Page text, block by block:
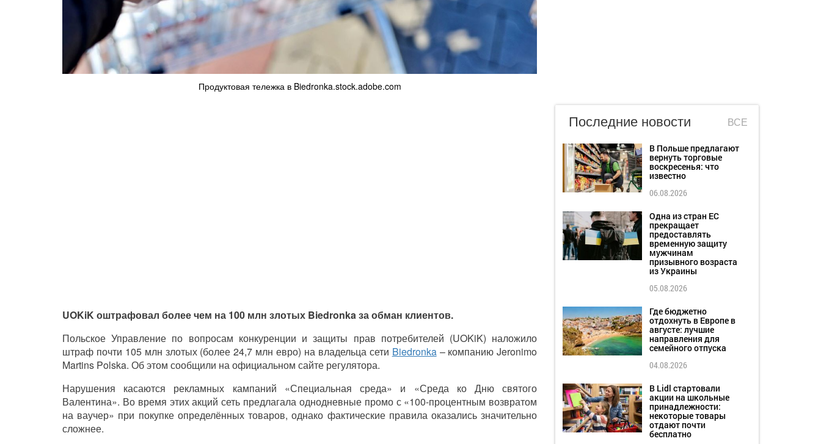
Продуктовая тележка в Biedronka.stock.adobe.com
UOKiK оштрафовал более чем на 100 млн злотых Biedronka за обман клиентов.
Польское Управление по вопросам конкуренции и защиты прав потребителей (UOKiK) наложило
штраф почти 105 млн злотых (более 24,7 млн евро) на владельца сети Biedronka– компанию Jeronimo
Martins Polska. Об этом сообщили на официальном сайте регулятора.
Нарушения касаются рекламных кампаний «Специальная среда» и «Среда ко Дню святого
Валентина». Во время этих акций сеть предлагала однодневные промо с «100-процентным возвратом
на ваучер» при покупке определённых товаров, однако фактические правила оказались значительно
сложнее.
Последние новости ВСЕ
В Польше предлагают
вернуть торговые
воскресенья: что
известно
06.08.2026
Одна из стран ЕС
прекращает
предоставлять
временную защиту
мужчинам
призывного возраста
из Украины
05.08.2026
Где бюджетно
отдохнуть в Европе в
августе: лучшие
направления для
семейного отпуска
04.08.2026
В Lidl стартовали
акции на школьные
принадлежности:
некоторые товары
отдают почти
бесплатно